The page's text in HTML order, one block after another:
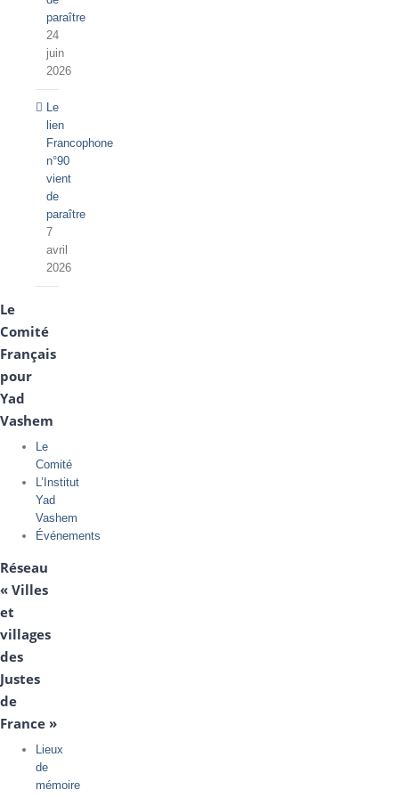
paraître
24
juin
2026
Le
lien
Francophone
n°90
vient
de
paraître
7
avril
2026
Le
Comité
Français
pour
Yad
Vashem
Le
Comité
L’Institut
Yad
Vashem
Événements
Réseau
« Villes
et
villages
des
Justes
de
France »
Lieux
de
mémoire